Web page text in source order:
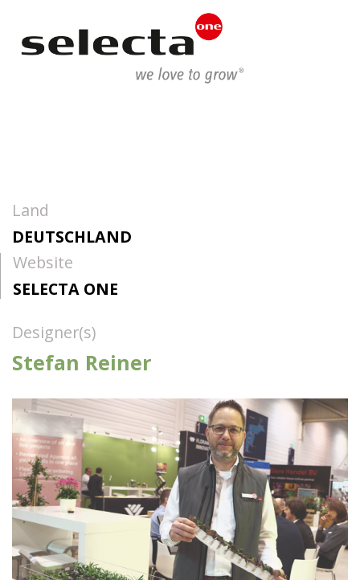
Land
DEUTSCHLAND
Website
SELECTA ONE
Designer(s)
Stefan Reiner